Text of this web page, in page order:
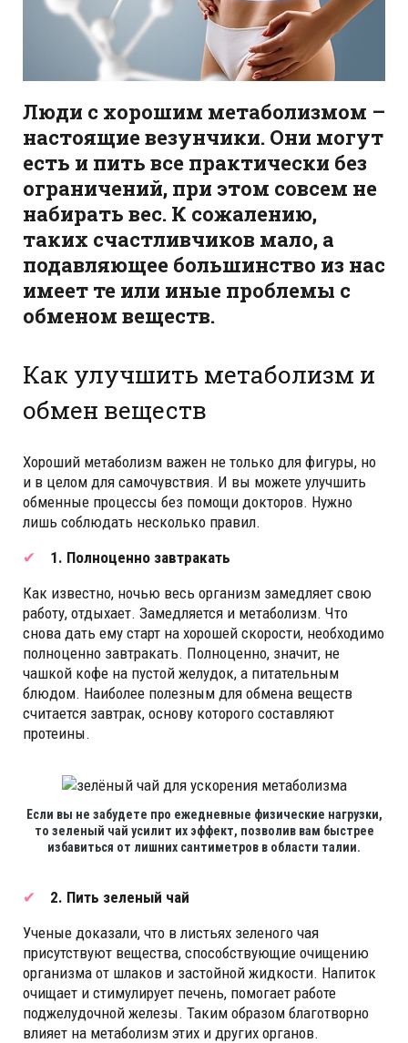
Люди с хорошим метаболизмом –
настоящие везунчики. Они могут
есть и пить все практически без
ограничений, при этом совсем не
набирать вес. К сожалению,
таких счастливчиков мало, а
подавляющее большинство из нас
имеет те или иные проблемы с
обменом веществ.
Как улучшить метаболизм и
обмен веществ
Хороший метаболизм важен не только для фигуры, но
и в целом для самочувствия. И вы можете улучшить
обменные процессы без помощи докторов. Нужно
лишь соблюдать несколько правил.
1. Полноценно завтракать
Как известно, ночью весь организм замедляет свою
работу, отдыхает. Замедляется и метаболизм. Что
снова дать ему старт на хорошей скорости, необходимо
полноценно завтракать. Полноценно, значит, не
чашкой кофе на пустой желудок, а питательным
блюдом. Наиболее полезным для обмена веществ
считается завтрак, основу которого составляют
протеины.
Если вы не забудете про ежедневные физические нагрузки,
то зеленый чай усилит их эффект, позволив вам быстрее
избавиться от лишних сантиметров в области талии.
2. Пить зеленый чай
Ученые доказали, что в листьях зеленого чая
присутствуют вещества, способствующие очищению
организма от шлаков и застойной жидкости. Напиток
очищает и стимулирует печень, помогает работе
поджелудочной железы. Таким образом благотворно
влияет на метаболизм этих и других органов.